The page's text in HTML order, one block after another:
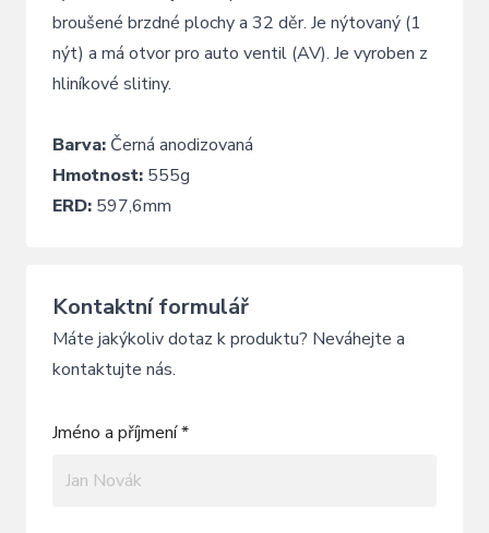
broušené brzdné plochy a 32 děr. Je nýtovaný (1
nýt) a má otvor pro auto ventil (AV). Je vyroben z
hliníkové slitiny.
Barva: Černá anodizovaná
Hmotnost: 555g
ERD: 597,6mm
Kontaktní formulář
Máte jakýkoliv dotaz k produktu? Neváhejte a
kontaktujte nás.
Jméno a příjmení *